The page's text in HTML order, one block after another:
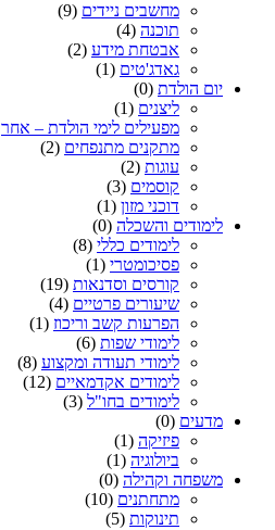
מחשבים ניידים (9)
תוכנה (4)
אבטחת מידע (2)
גאדג'טים (1)
יום הולדת (0)
ליצנים (1)
מפעילים לימי הולדת – אחר
מתקנים מתנפחים (2)
עוגות (2)
קוסמים (3)
דוכני מזון (1)
לימודים והשכלה (0)
לימודים כללי (8)
פסיכומטרי (1)
קורסים וסדנאות (19)
שיעורים פרטיים (4)
הפרעות קשב וריכוז (1)
לימודי שפות (6)
לימודי תעודה ומקצוע (8)
לימודים אקדמאיים (12)
לימודים בחו"ל (3)
מדעים (0)
פיזיקה (1)
ביולוגיה (1)
משפחה וקהילה (0)
מתחתנים (10)
תינוקות (5)